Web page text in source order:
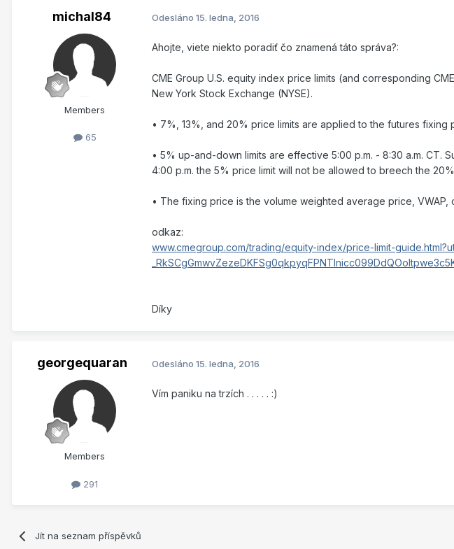
michal84
Members
65
Odesláno 15. ledna, 2016
Ahojte, viete niekto poradiť čo znamená táto správa?:
CME Group U.S. equity index price limits (and corresponding
New York Stock Exchange (NYSE).
• 7%, 13%, and 20% price limits are applied to the futures
• 5% up-and-down limits are effective 5:00 p.m. - 8:30 a.m. CT.
4:00 p.m. the 5% price limit will not be allowed to breech the
• The fixing price is the volume weighted average price,
odkaz:
www.cmegroup.com/trading/equity-index/price-limit-
Díky
georgequaran
Members
291
Odesláno 15. ledna, 2016
Vím paniku na trzích . . . . . :)
Jít na seznam příspěvků